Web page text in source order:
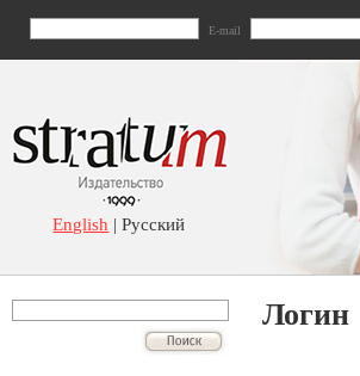
E-mail
English | Русский
Логин